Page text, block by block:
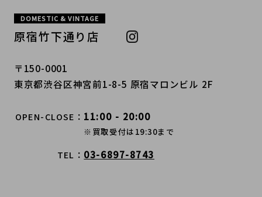
DOMESTIC & VINTAGE
原宿竹下通り店
〒150-0001
東京都渋谷区神宮前1-8-5 原宿マロンビル 2F
OPEN-CLOSE 11:00 - 20:00
※買取受付は19:30まで
TEL 03-6897-8743